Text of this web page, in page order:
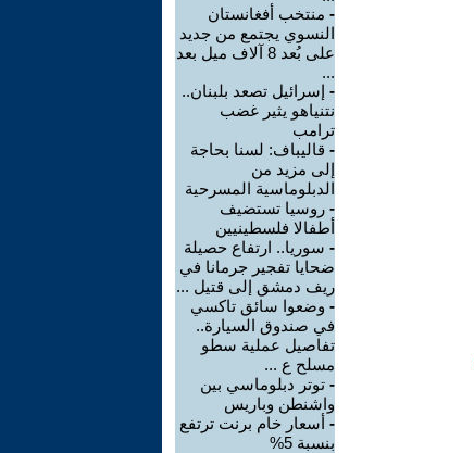
- منتخب أفغانستان
النسوي يجتمع من جديد
على بُعد 8 آلاف ميل بعد
...
- إسرائيل تصعد بلبنان..
نتنياهو يثير غضب
ترامب
- قاليباف: لسنا بحاجة
إلى مزيد من
الدبلوماسية المسرحية
- روسيا تستضيف
أطفالا فلسطينيين
- سوريا.. ارتفاع حصيلة
ضحايا تفجير جرمانا في
ريف دمشق إلى قتيل ...
- وضعوا سائق تاكسي
في صندوق السيارة..
تفاصيل عملية سطو
مسلح ع ...
- توتر دبلوماسي بين
واشنطن وباريس
- أسعار خام برنت ترتفع
بنسبة 5%